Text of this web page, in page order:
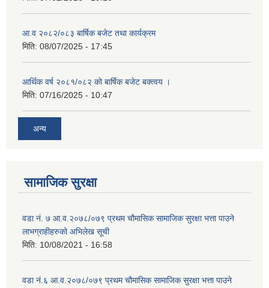
आ.व २०८२/०८३ बार्षिक बजेट तथा कार्यक्रम
मिति: 08/07/2025 - 17:45
आर्थिक वर्ष २०८१/०८२ को बार्षिक बजेट बक्त्वय ।
मिति: 07/16/2025 - 10:47
अन्य
सामाजिक सुरक्षा
वडा नं. ७ आ.व.२०७८/०७९ प्रथम चौमासिक सामाजिक सुरक्षा भत्ता पाउने
लाभग्राहीहरुको अभिलेख सूची
मिति: 10/08/2021 - 16:58
वडा नं.६ आ.व.२०७८/०७९ प्रथम चौमासिक सामाजिक सुरक्षा भत्ता पाउने